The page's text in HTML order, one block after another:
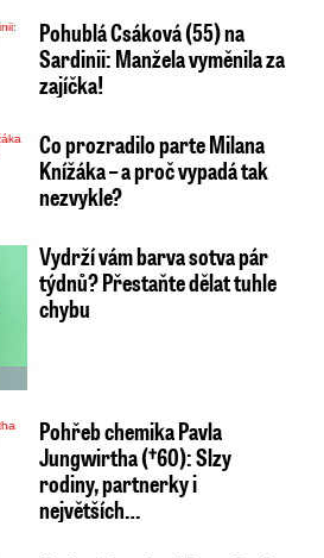
Pohublá Csáková (55) na
Sardinii: Manžela vyměnila za
zajíčka!
Co prozradilo parte Milana
Knížáka – a proč vypadá tak
nezvykle?
Vydrží vám barva sotva pár
týdnů? Přestaňte dělat tuhle
chybu
Pohřeb chemika Pavla
Jungwirtha (†60): Slzy
rodiny, partnerky i
největších…